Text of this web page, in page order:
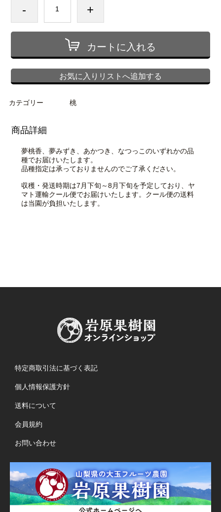
- +
カートに入れる
お気に入りリストへ追加する
カテゴリー 桃
商品詳細
夢桃香、夢みずき、あかつき、なつっこのいずれかの品
種でお届けいたします。
品種指定は承っておりませんのでご了承ください。
収穫・発送時期は7月下旬～8月下旬を予定しており、ヤ
マト運輸クール便でお届けいたします。クール便の送料
は当園が負担いたします。
特定商取引法に基づく表記
個人情報保護方針
送料について
会員規約
お問い合わせ